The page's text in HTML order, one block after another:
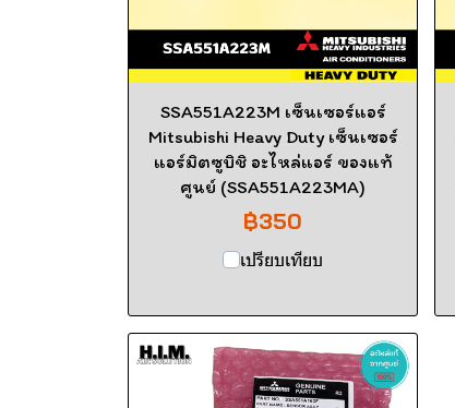
SSA551A223M เซ็นเซอร์แอร์
Mitsubishi Heavy Duty เซ็นเซอร์
แอร์มิตซูบิชิ อะไหล่แอร์ ของแท้
ศูนย์ (SSA551A223MA)
฿350
เปรียบเทียบ